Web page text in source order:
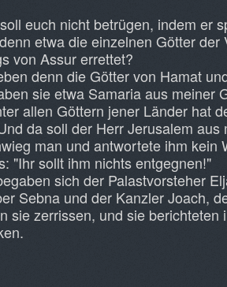
euch nicht betrügen, indem er
etwa die einzelnen Götter der
von Assur errettet?
denn die Götter von Hamat
sie etwa Samaria aus meiner
allen Göttern jener Länder hat
da soll der Herr Jerusalem
man und antwortete ihm kein
"Ihr sollt ihm nichts entgegnen!"
sich der Palastvorsteher
Sebna und der Kanzler Joach,
sie zerrissen, und sie berichteten